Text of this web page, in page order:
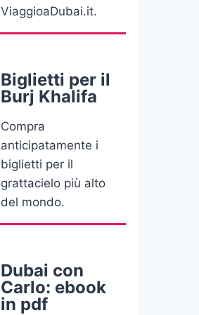
ViaggioaDubai.it.
Biglietti per il
Burj Khalifa
Compra
anticipatamente i
biglietti per il
grattacielo più alto
del mondo.
Dubai con
Carlo: ebook
in pdf